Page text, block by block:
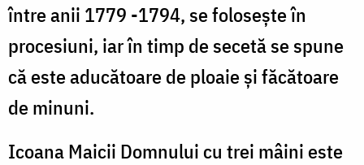
între anii 1779 -1794, se foloseşte în
procesiuni, iar în timp de secetă se spune
că este aducătoare de ploaie şi făcătoare
de minuni.
Icoana Maicii Domnului cu trei mâini este